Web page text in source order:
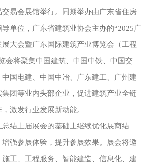
交易会展馆举行。同期举办由广东省住房
单位，广东省建筑业协会主办的“2025广
大会暨广东国际建筑产业博览会（工程
会将聚集中国建筑、中国中铁、中国交
国电建、中国中冶、广东建工、广州建
团等业内头部企业，促进建筑产业全链
激发行业发展新动能。
结上届展会的基础上继续优化展商结
强参展体验，提升参展效果。展会将邀
工、工程服务、智能建造、信息化、建